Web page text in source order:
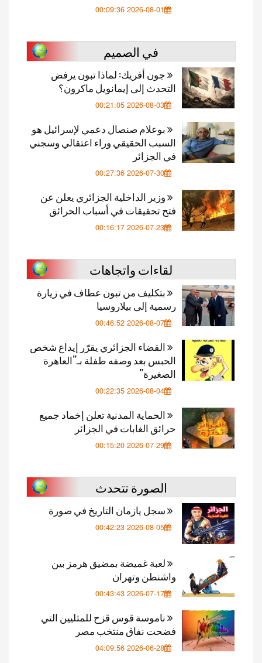
2026-08-01 00:09:36
في الصميم
جون أفريك: لماذا تبون يرفض
التحدث إلى إيمانويل ماكرون؟
2026-08-03 00:21:05
بوعلام صنصال دعمي لإسرائيل هو
السبب الحقيقي وراء اعتقالي وسجني
في الجزائر
2026-07-30 00:27:36
وزير الداخلية الجزائري يعلن عن
فتح تحقيقات في أسباب الحرائق
2026-07-23 00:16:17
لقاءات واتجاهات
بتكليف من تبون عطاف في زيارة
رسمية إلى بيلاروسيا
2026-08-07 00:46:52
القضاء الجزائري يقرّر إيداع شخص
الحبس بعد وصفه طفلة بـ”العاهرة
الصغيرة”
2026-08-04 00:22:35
الحماية المدنية تعلن إخماد جميع
حرائق الغابات في الجزائر
2026-07-29 00:15:20
الصورة تتحدث
سجل يازمان التاريخ في صورة
2026-08-05 00:42:23
لعبة غميضة بمضيق هرمز بين
واشنطن وتهران
2026-07-17 00:43:43
ناموسة قوس قزح للمثليين التي
فضحت نفاق منتخب مصر
2026-06-28 04:09:56